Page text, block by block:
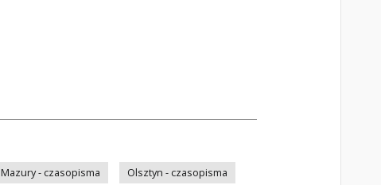
Mazury - czasopisma
Olsztyn - czasopisma